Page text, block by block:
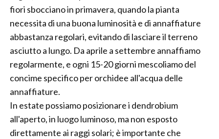
fiori sbocciano in primavera, quando la pianta
necessita di una buona luminosità e di annaffiature
abbastanza regolari, evitando di lasciare il terreno
asciutto a lungo. Da aprile a settembre annaffiamo
regolarmente, e ogni 15-20 giorni mescoliamo del
concime specifico per orchidee all'acqua delle
annaffiature.
In estate possiamo posizionare i dendrobium
all'aperto, in luogo luminoso, ma non esposto
direttamente ai raggi solari; è importante che